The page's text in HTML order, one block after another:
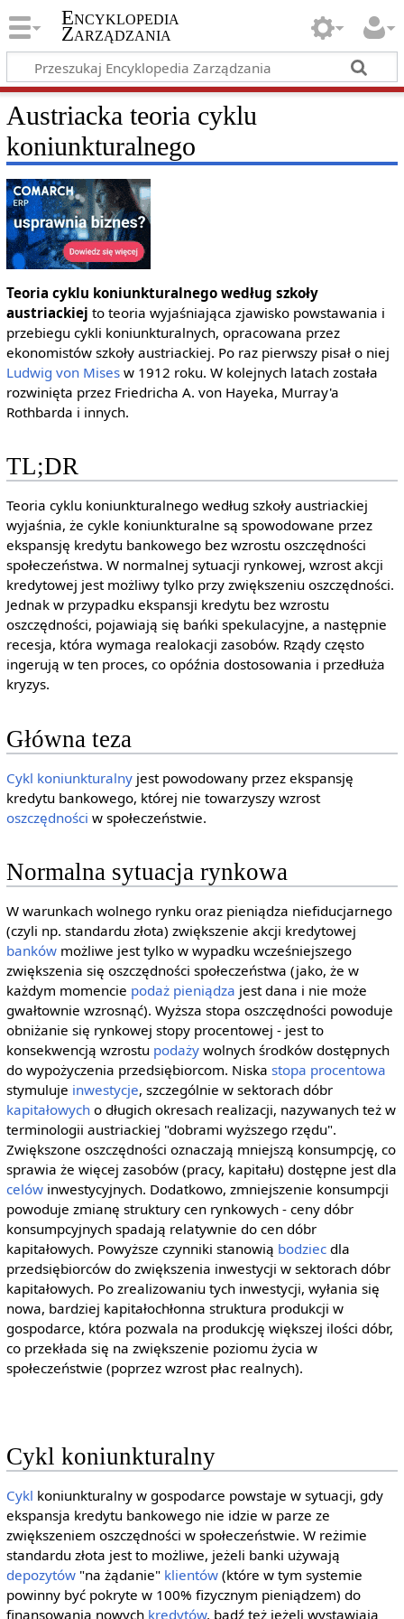
Encyklopedia
Zarządzania
Austriacka teoria cyklu
koniunkturalnego
Teoria cyklu koniunkturalnego według szkoły
austriackiej to teoria wyjaśniająca zjawisko powstawania i
przebiegu cykli koniunkturalnych, opracowana przez
ekonomistów szkoły austriackiej. Po raz pierwszy pisał o niej
Ludwig von Misesw 1912 roku. W kolejnych latach została
rozwinięta przez Friedricha A. von Hayeka, Murray'a
Rothbarda i innych.
TL;DR
Teoria cyklu koniunkturalnego według szkoły austriackiej
wyjaśnia, że cykle koniunkturalne są spowodowane przez
ekspansję kredytu bankowego bez wzrostu oszczędności
społeczeństwa. W normalnej sytuacji rynkowej, wzrost akcji
kredytowej jest możliwy tylko przy zwiększeniu oszczędności.
Jednak w przypadku ekspansji kredytu bez wzrostu
oszczędności, pojawiają się bańki spekulacyjne, a następnie
recesja, która wymaga realokacji zasobów. Rządy często
ingerują w ten proces, co opóźnia dostosowania i przedłuża
kryzys.
Główna teza
Cykl koniunkturalnyjest powodowany przez ekspansję
kredytu bankowego, której nie towarzyszy wzrost
oszczędności w społeczeństwie.
Normalna sytuacja rynkowa
W warunkach wolnego rynku oraz pieniądza niefiducjarnego
(czyli np. standardu złota) zwiększenie akcji kredytowej
bankówmożliwe jest tylko w wypadku wcześniejszego
zwiększenia się oszczędności społeczeństwa (jako, że w
każdym momencie podaż pieniądza jest dana i nie może
gwałtownie wzrosnąć). Wyższa stopa oszczędności powoduje
obniżanie się rynkowej stopy procentowej - jest to
konsekwencją wzrostu podażywolnych środków dostępnych
do wypożyczenia przedsiębiorcom. Niska stopa procentowa
stymuluje inwestycje, szczególnie w sektorach dóbr
kapitałowycho długich okresach realizacji, nazywanych też w
terminologii austriackiej "dobrami wyższego rzędu".
Zwiększone oszczędności oznaczają mniejszą konsumpcję, co
sprawia że więcej zasobów (pracy, kapitału) dostępne jest dla
celówinwestycyjnych. Dodatkowo, zmniejszenie konsumpcji
powoduje zmianę struktury cen rynkowych - ceny dóbr
konsumpcyjnych spadają relatywnie do cen dóbr
kapitałowych. Powyższe czynniki stanowią bodziecdla
przedsiębiorców do zwiększenia inwestycji w sektorach dóbr
kapitałowych. Po zrealizowaniu tych inwestycji, wyłania się
nowa, bardziej kapitałochłonna struktura produkcji w
gospodarce, która pozwala na produkcję większej ilości dóbr,
co przekłada się na zwiększenie poziomu życia w
społeczeństwie (poprzez wzrost płac realnych).
Cykl koniunkturalny
Cykl koniunkturalny w gospodarce powstaje w sytuacji, gdy
ekspansja kredytu bankowego nie idzie w parze ze
zwiększeniem oszczędności w społeczeństwie. W reżimie
standardu złota jest to możliwe, jeżeli banki używają
depozytów"na żądanie" klientów(które w tym systemie
powinny być pokryte w 100% fizycznym pieniądzem) do
finansowania nowych kredytów, bądź też jeżeli wystawiają